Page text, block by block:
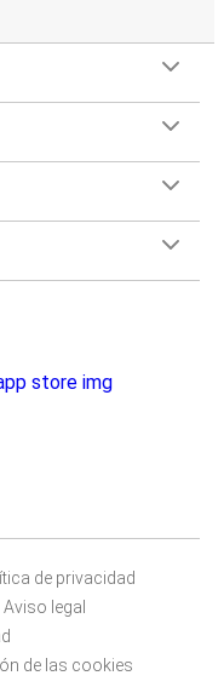
de privacidad
Aviso legal
de las cookies